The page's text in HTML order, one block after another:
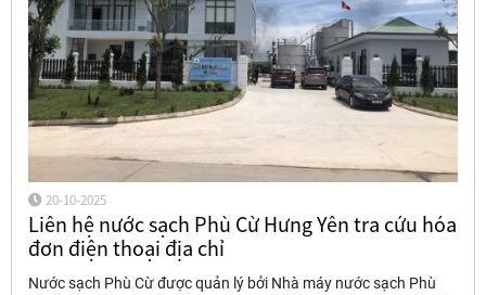
20-10-2025
Liên hệ nước sạch Phù Cừ Hưng Yên tra cứu hóa
đơn điện thoại địa chỉ
Nước sạch Phù Cừ được quản lý bởi Nhà máy nước sạch Phù